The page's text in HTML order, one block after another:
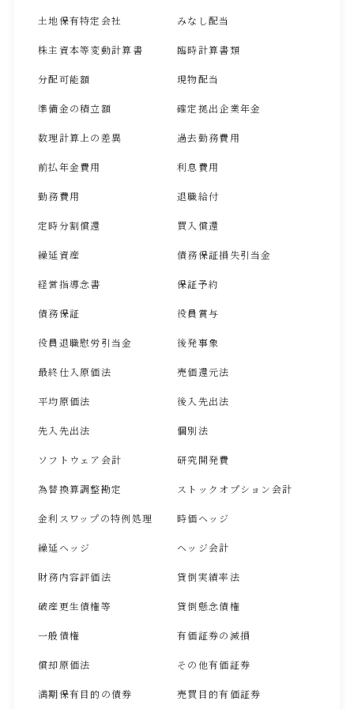
土地保有特定会社 みなし配当
株主資本等変動計算書 臨時計算書類
分配可能額 現物配当
準備金の積立額 確定拠出企業年金
数理計算上の差異 過去勤務費用
前払年金費用 利息費用
勤務費用 退職給付
定時分割償還 買入償還
繰延資産 債務保証損失引当金
経営指導念書 保証予約
債務保証 役員賞与
役員退職慰労引当金 後発事象
最終仕入原価法 売価還元法
平均原価法 後入先出法
先入先出法 個別法
ソフトウェア会計 研究開発費
為替換算調整勘定 ストックオプション会計
金利スワップの特例処理 時価ヘッジ
繰延ヘッジ ヘッジ会計
財務内容評価法 貸倒実績率法
破産更生債権等 貸倒懸念債権
一般債権 有価証券の減損
償却原価法 その他有価証券
満期保有目的の債券 売買目的有価証券